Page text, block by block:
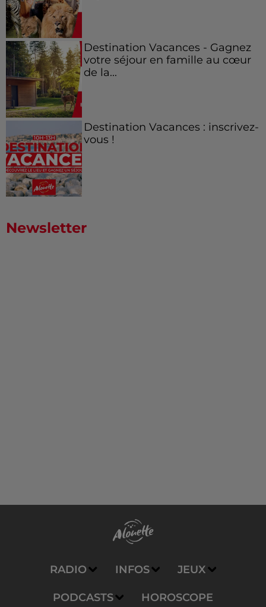
Destination Vacances - Gagnez
votre séjour en famille au cœur
de la...
Destination Vacances : inscrivez-
vous !
Newsletter
RADIO INFOS JEUX
PODCASTS HOROSCOPE